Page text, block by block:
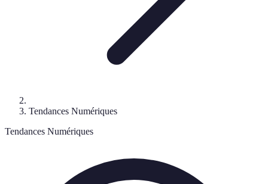
Tendances Numériques
Tendances Numériques